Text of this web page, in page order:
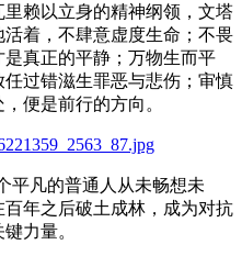
赖以立身的精神纲领，文塔
着，不肆意虚度生命；不畏
真正的平静；万物生而平
过错滋生罪恶与悲伤；审慎
便是前行的方向。
平凡的普通人从未畅想未
年之后破土成林，成为对抗
力量。